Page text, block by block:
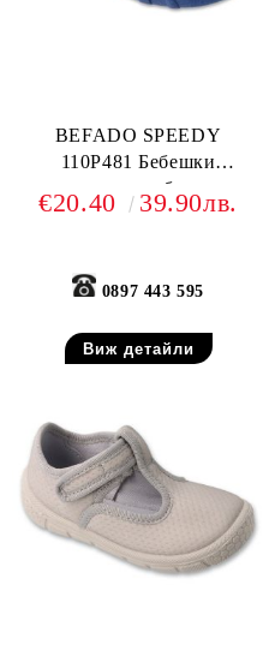
BEFADO SPEEDY
110P481 Бебешки
текстилни обувки,
Светлосини
€20.40 39.90лв.
0897 443 595
Виж детайли